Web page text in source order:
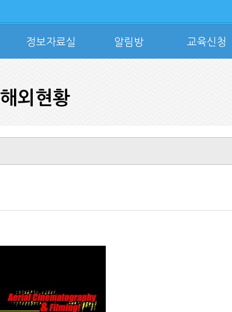
정보자료실 알림방 교육신청
해외현황